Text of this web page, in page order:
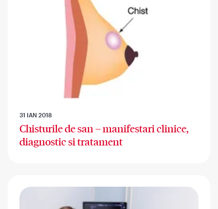
31 IAN 2018
Chisturile de san – manifestari clinice,
diagnostic si tratament